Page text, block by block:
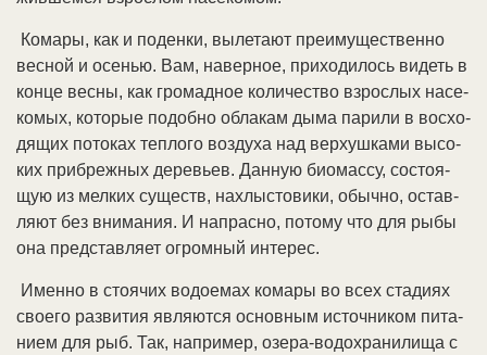
Ко­ма­ры, как и по­ден­ки, вы­ле­та­ют пре­иму­ще­ст­вен­но
вес­ной и осе­нью. Вам, на­вер­ное, при­хо­ди­лось ви­деть в
кон­це вес­ны, как гро­мад­ное ко­ли­че­ст­во взрос­лых на­се­
ко­мых, ко­то­рые по­доб­но об­ла­кам ды­ма па­ри­ли в вос­хо­
дя­щих по­то­ках те­п­ло­го воз­ду­ха над вер­хуш­ка­ми вы­со­
ких при­бреж­ных де­ревь­ев. Дан­ную био­мас­су, со­стоя­
щую из мел­ких су­ществ, на­хлы­сто­ви­ки, обыч­но, ос­тав­
ля­ют без вни­ма­ния. И на­прас­но, по­то­му что для ры­бы
она пред­став­ля­ет ог­ром­ный ин­те­рес.
Имен­но в стоя­чих во­до­емах ко­ма­ры во всех ста­ди­ях
сво­его раз­ви­тия яв­ля­ют­ся ос­нов­ным ис­точ­ни­ком пи­та­
ни­ем для рыб. Так, на­при­мер, озе­ра-во­до­хра­ни­ли­ща с